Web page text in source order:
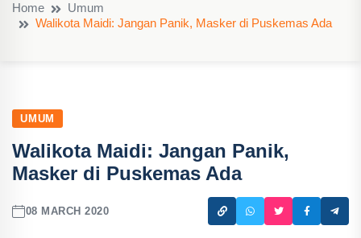
Home
Umum
Walikota Maidi: Jangan Panik, Masker di Puskemas Ada
UMUM
Walikota Maidi: Jangan Panik,
Masker di Puskemas Ada
08 MARCH 2020